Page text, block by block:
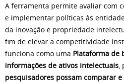
A ferramenta permite avaliar com
e implementar políticas às
da inovação e propriedade
fim de elevar a competitividade
funciona como uma Plataforma de
informações de ativos intelectuais,
pesquisadores possam comparar